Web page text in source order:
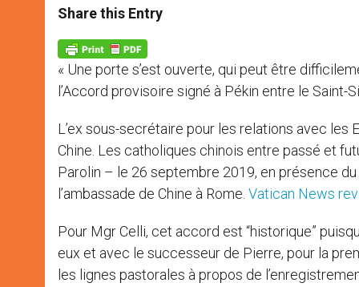
t
s
p
p
s
e
g
e
r
e
b
k
Share this Entry
« Une porte s’est ouverte, qui peut être
l’Accord provisoire signé à Pékin entre le
L’ex sous-secrétaire pour les relations avec les
Chine. Les catholiques chinois entre passé et
Parolin – le 26 septembre 2019, en présence
l’ambassade de Chine à Rome. Vatican News
Pour Mgr Celli, cet accord est “historique”
eux et avec le successeur de Pierre, pour la
les lignes pastorales à propos de